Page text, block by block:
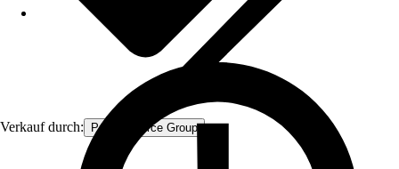
Verkauf durch: Procommerce Group